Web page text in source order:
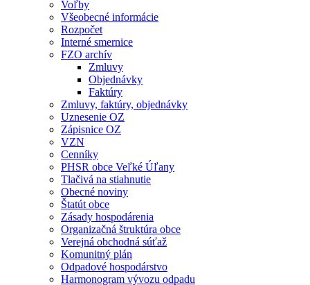
Voľby
Všeobecné informácie
Rozpočet
Interné smernice
FZO archív
Zmluvy
Objednávky
Faktúry
Zmluvy, faktúry, objednávky
Uznesenie OZ
Zápisnice OZ
VZN
Cenníky
PHSR obce Veľké Úľany
Tlačivá na stiahnutie
Obecné noviny
Štatút obce
Zásady hospodárenia
Organizačná štruktúra obce
Verejná obchodná súťaž
Komunitný plán
Odpadové hospodárstvo
Harmonogram vývozu odpadu